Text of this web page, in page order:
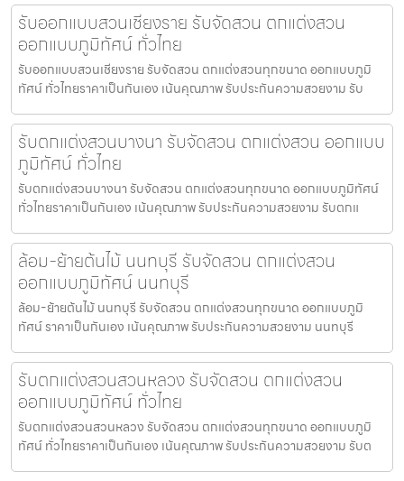
รับออกแบบสวนเชียงราย รับจัดสวน ตกแต่งสวน
ออกแบบภูมิทัศน์ ทั่วไทย
รับออกแบบสวนเชียงราย รับจัดสวน ตกแต่งสวนทุกขนาด ออกแบบภูมิ
ทัศน์ ทั่วไทยราคาเป็นกันเอง เน้นคุณภาพ รับประกันความสวยงาม รับ
รับตกแต่งสวนบางนา รับจัดสวน ตกแต่งสวน ออกแบบ
ภูมิทัศน์ ทั่วไทย
รับตกแต่งสวนบางนา รับจัดสวน ตกแต่งสวนทุกขนาด ออกแบบภูมิทัศน์
ทั่วไทยราคาเป็นกันเอง เน้นคุณภาพ รับประกันความสวยงาม รับตกแ
ล้อม-ย้ายต้นไม้ นนทบุรี รับจัดสวน ตกแต่งสวน
ออกแบบภูมิทัศน์ นนทบุรี
ล้อม-ย้ายต้นไม้ นนทบุรี รับจัดสวน ตกแต่งสวนทุกขนาด ออกแบบภูมิ
ทัศน์ ราคาเป็นกันเอง เน้นคุณภาพ รับประกันความสวยงาม นนทบุรี
รับตกแต่งสวนสวนหลวง รับจัดสวน ตกแต่งสวน
ออกแบบภูมิทัศน์ ทั่วไทย
รับตกแต่งสวนสวนหลวง รับจัดสวน ตกแต่งสวนทุกขนาด ออกแบบภูมิ
ทัศน์ ทั่วไทยราคาเป็นกันเอง เน้นคุณภาพ รับประกันความสวยงาม รับต